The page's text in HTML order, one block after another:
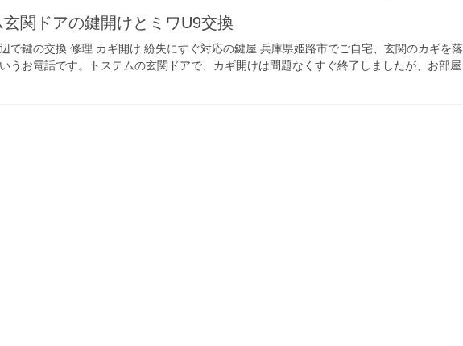
関ドアの鍵開けとミワU9交換
鍵の交換.修理.カギ開け.紛失にすぐ対応の鍵屋 兵庫県姫路市でご自宅、玄関のカギを落
うお電話です。トステムの玄関ドアで、カギ開けは問題なくすぐ終了しましたが、お部屋